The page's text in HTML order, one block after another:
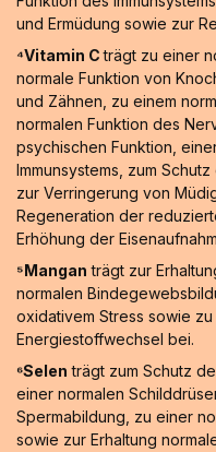
und Ermüdung sowie zur
⁴Vitamin Cträgt zu einer
normale Funktion von
und Zähnen, zu einem
normalen Funktion des
psychischen Funktion,
Immunsystems, zum
zur Verringerung von
Regeneration der
Erhöhung der
⁵Mangan trägt zur
normalen
oxidativem Stress sowie
Energiestoffwechsel bei.
⁶Selen trägt zum Schutz
einer normalen
Spermabildung, zu einer
sowie zur Erhaltung